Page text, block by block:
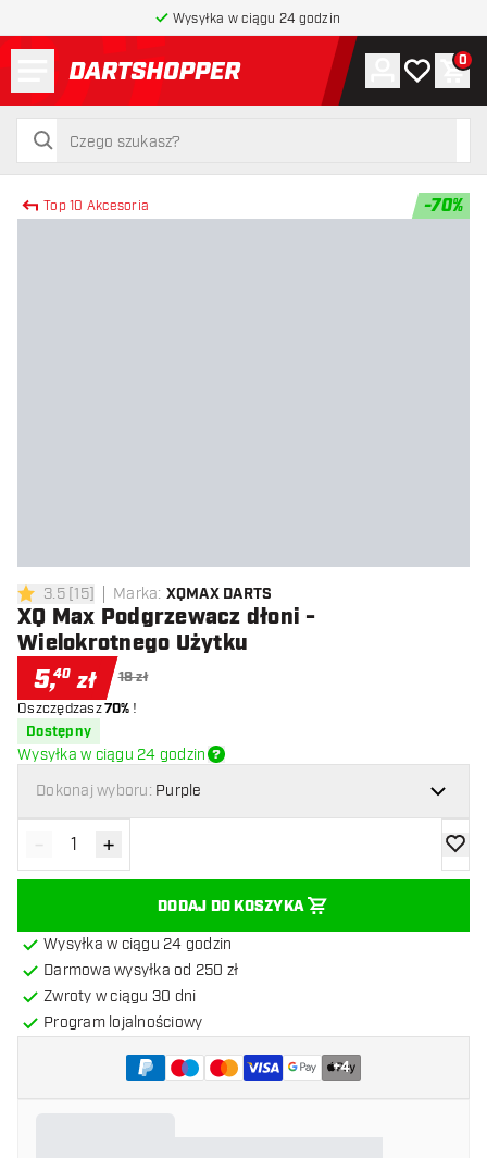
Wysyłka w ciągu 24 godzin
powrót do strony głównej
szukaj
szukaj
Konto
Moja lista
0
Top 10 Akcesoria -70%
3.5 gwiazdki oceny
3.5[15] Marka: XQMAX DARTS
XQ Max Podgrzewacz dłoni -
Wielokrotnego Użytku
5,40 zł 18 zł
Oszczędzasz70% !
Dostępny
Wysyłka w ciągu 24 godzin
Dokonaj wyboru: Purple
Zmniejsz ilość
- Zwiększ ilość
+
DODAJ DO KOSZYKA
Wysyłka w ciągu 24 godzin
Darmowa wysyłka od 250 zł
Zwroty w ciągu 30 dni
Program lojalnościowy
+4